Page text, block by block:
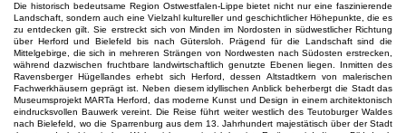
Die historisch bedeutsame Region Ostwestfalen-Lippe bietet nicht nur eine faszinierende
Landschaft, sondern auch eine Vielzahl kultureller und geschichtlicher Höhepunkte, die es
zu entdecken gilt. Sie erstreckt sich von Minden im Nordosten in südwestlicher Richtung
über Herford und Bielefeld bis nach Gütersloh. Prägend für die Landschaft sind die
Mittelgebirge, die sich in mehreren Strängen von Nordwesten nach Südosten erstrecken,
während dazwischen fruchtbare landwirtschaftlich genutzte Ebenen liegen. Inmitten des
Ravensberger Hügellandes erhebt sich Herford, dessen Altstadtkern von malerischen
Fachwerkhäusern geprägt ist. Neben diesem idyllischen Anblick beherbergt die Stadt das
Museumsprojekt MARTa Herford, das moderne Kunst und Design in einem architektonisch
eindrucksvollen Bauwerk vereint. Die Reise führt weiter westlich des Teutoburger Waldes
nach Bielefeld, wo die Sparrenburg aus dem 13. Jahrhundert majestätisch über der Stadt